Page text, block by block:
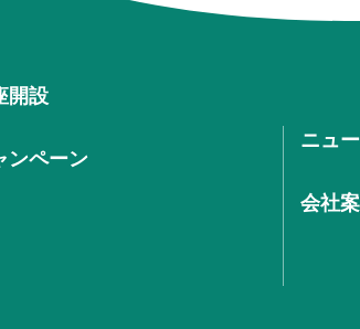
開設
ンペーン
ニュ
会社